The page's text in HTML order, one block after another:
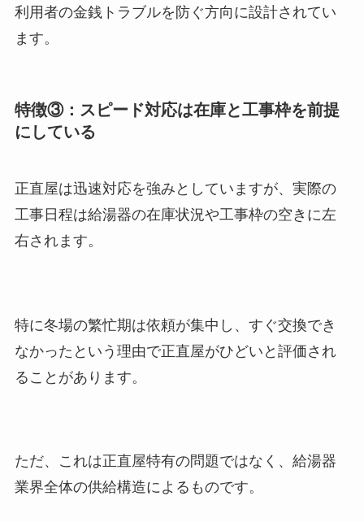
利用者の金銭トラブルを防ぐ方向に設計されてい
ます。
特徴③：スピード対応は在庫と工事枠を前提
にしている
正直屋は迅速対応を強みとしていますが、実際の
工事日程は給湯器の在庫状況や工事枠の空きに左
右されます。
特に冬場の繁忙期は依頼が集中し、すぐ交換でき
なかったという理由で正直屋がひどいと評価され
ることがあります。
ただ、これは正直屋特有の問題ではなく、給湯器
業界全体の供給構造によるものです。